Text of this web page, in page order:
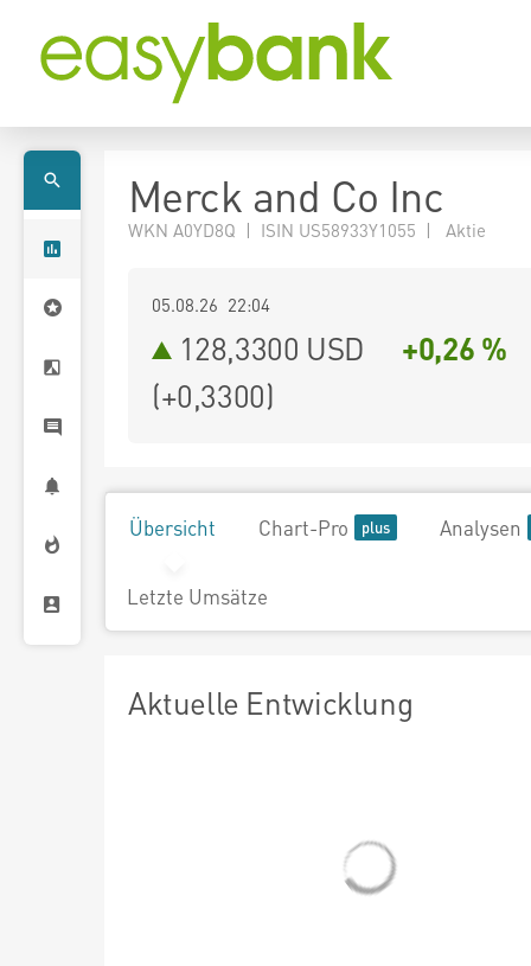
Merck and Co Inc
WKN A0YD8Q | ISIN US58933Y1055 | Aktie
05.08.26 22:04
128,3300 USD
+0,26 %
(+0,3300)
Übersicht Chart-Pro Analysen
Letzte Umsätze
Aktuelle Entwicklung